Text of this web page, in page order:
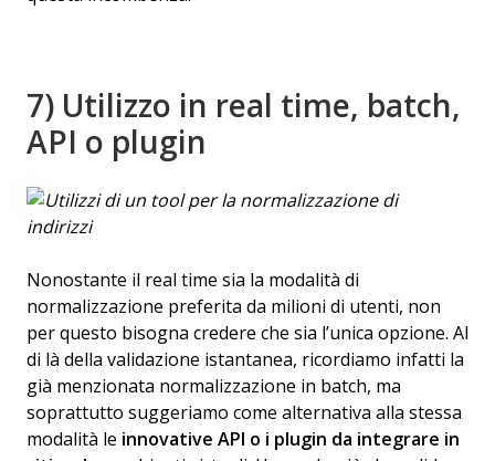
7) Utilizzo in real time, batch,
API o plugin
Nonostante il real time sia la modalità di
normalizzazione preferita da milioni di utenti, non
per questo bisogna credere che sia l’unica opzione. Al
di là della validazione istantanea, ricordiamo infatti la
già menzionata normalizzazione in batch, ma
soprattutto suggeriamo come alternativa alla stessa
modalità le innovative API o i plugin da integrare in